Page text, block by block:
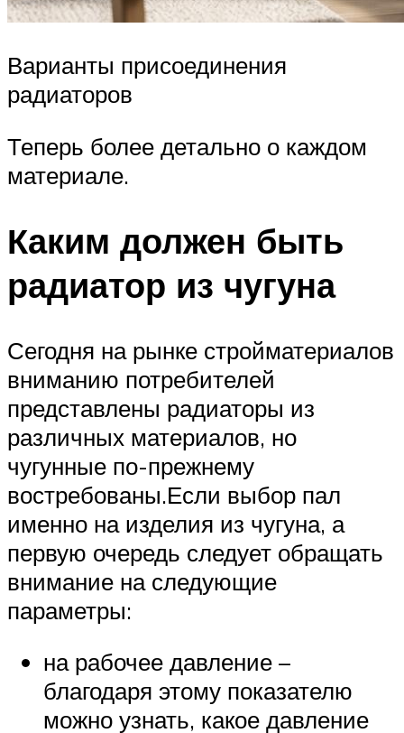
Варианты присоединения
радиаторов
Теперь более детально о каждом
материале.
Каким должен быть
радиатор из чугуна
Сегодня на рынке стройматериалов
вниманию потребителей
представлены радиаторы из
различных материалов, но
чугунные по-прежнему
востребованы.Если выбор пал
именно на изделия из чугуна, а
первую очередь следует обращать
внимание на следующие
параметры:
на рабочее давление –
благодаря этому показателю
можно узнать, какое давление